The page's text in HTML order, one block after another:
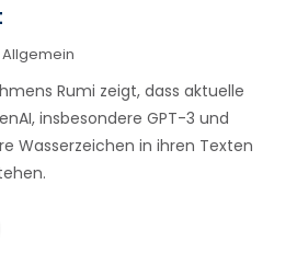
Allgemein
Rumi zeigt, dass aktuelle
insbesondere GPT-3 und
Wasserzeichen in ihren Texten